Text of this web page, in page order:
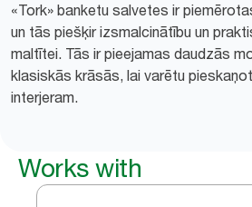
«Tork» banketu salvetes ir
un tās piešķir izsmalcinātību un
maltītei. Tās ir pieejamas daudzās
klasiskās krāsās, lai varētu
interjeram.
Works with